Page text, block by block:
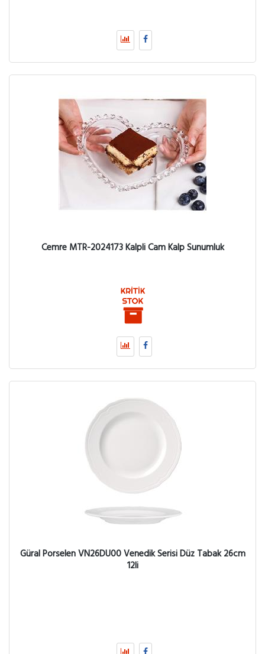
Cemre MTR-2024173 Kalpli Cam Kalp Sunumluk
Güral Porselen VN26DU00 Venedik Serisi Düz Tabak 26cm
12li